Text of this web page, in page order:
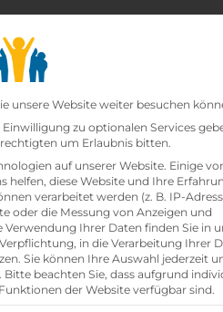
search
Schwerpunkt
Datenschutz-
unsere Website weiter besuchen
zu optionalen Services
um Erlaubnis bitten.
auf unserer Website. Einige
helfen, diese Website und Ihre
verarbeitet werden (z. B. IP-
oder die Messung von Anzeigen und
Ihrer Daten finden Sie in
in die Verarbeitung Ihrer
Sie können Ihre Auswahl jederzeit
Bitte beachten Sie, dass aufgrund
der Website verfügbar sind.